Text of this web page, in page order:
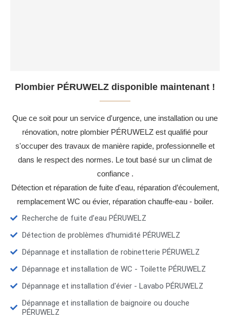
Plombier PÉRUWELZ disponible maintenant !
Que ce soit pour un service d'urgence, une installation ou une
rénovation, notre plombier PÉRUWELZ est qualifié pour
s'occuper des travaux de manière rapide, professionnelle et
dans le respect des normes. Le tout basé sur un climat de
confiance .
Détection et réparation de fuite d'eau, réparation d’écoulement,
remplacement WC ou évier, réparation chauffe-eau - boiler.
Recherche de fuite d’eau PÉRUWELZ
Détection de problèmes d'humidité PÉRUWELZ
Dépannage et installation de robinetterie PÉRUWELZ
Dépannage et installation de WC - Toilette PÉRUWELZ
Dépannage et installation d'évier - Lavabo PÉRUWELZ
Dépannage et installation de baignoire ou douche
PÉRUWELZ